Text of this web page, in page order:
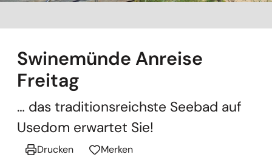
Swinemünde Anreise
Freitag
… das traditionsreichste Seebad auf
Usedom erwartet Sie!
Drucken Merken